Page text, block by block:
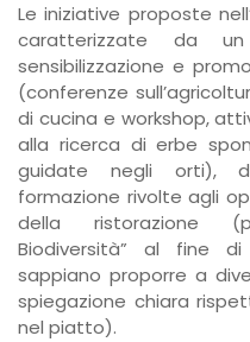
Le iniziative proposte
caratterizzate da
sensibilizzazione e
(conferenze
di cucina e workshop,
alla ricerca di erbe
guidate negli orti),
formazione rivolte agli
della ristorazione
Biodiversità” al fine
sappiano proporre a
spiegazione chiara
nel piatto).